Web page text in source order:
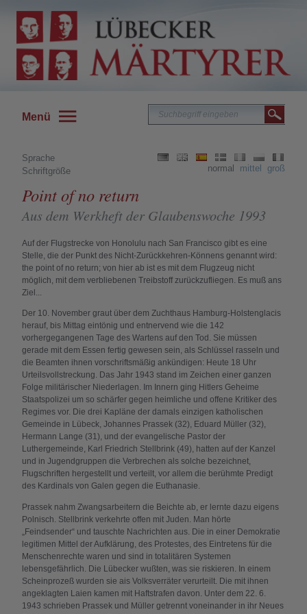
Menü
Sprache
Schriftgröße
normal mittel groß
Point of no return
Aus dem Werkheft der Glaubenswoche 1993
Auf der Flugstrecke von Honolulu nach San Francisco gibt es eine
Stelle, die der Punkt des Nicht-Zurückkehren-Könnens genannt wird:
the point of no return; von hier ab ist es mit dem Flugzeug nicht
möglich, mit dem verbliebenen Treibstoff zurückzufliegen. Es muß ans
Ziel...
Der 10. November graut über dem Zuchthaus Hamburg-Holstenglacis
herauf, bis Mittag eintönig und entnervend wie die 142
vorhergegangenen Tage des Wartens auf den Tod. Sie müssen
gerade mit dem Essen fertig gewesen sein, als Schlüssel rasseln und
die Beamten ihnen vorschriftsmäßig ankündigen: Heute 18 Uhr
Urteilsvollstreckung. Das Jahr 1943 stand im Zeichen einer ganzen
Folge militärischer Niederlagen. Im Innern ging Hitlers Geheime
Staatspolizei um so schärfer gegen heimliche und offene Kritiker des
Regimes vor. Die drei Kapläne der damals einzigen katholischen
Gemeinde in Lübeck, Johannes Prassek (32), Eduard Müller (32),
Hermann Lange (31), und der evangelische Pastor der
Luthergemeinde, Karl Friedrich Stellbrink (49), hatten auf der Kanzel
und in Jugendgruppen die Verbrechen als solche bezeichnet,
Flugschriften hergestellt und verteilt, vor allem die berühmte Predigt
des Kardinals von Galen gegen die Euthanasie.
Prassek nahm Zwangsarbeitern die Beichte ab, er lernte dazu eigens
Polnisch. Stellbrink verkehrte offen mit Juden. Man hörte
„Feindsender“ und tauschte Nachrichten aus. Die in einer Demokratie
legitimen Mittel der Aufklärung, des Protestes, des Eintretens für die
Menschenrechte waren und sind in totalitären Systemen
lebensgefährlich. Die Lübecker wußten, was sie riskieren. In einem
Scheinprozeß wurden sie ais Volksverräter verurteilt. Die mit ihnen
angeklagten Laien kamen mit Haftstrafen davon. Unter dem 22. 6.
1943 schrieben Prassek und Müller getrennt voneinander in ihr Neues